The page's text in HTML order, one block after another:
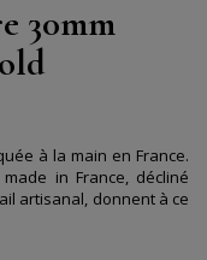
30mm
à la main en France.
in France, décliné
artisanal, donnent à ce